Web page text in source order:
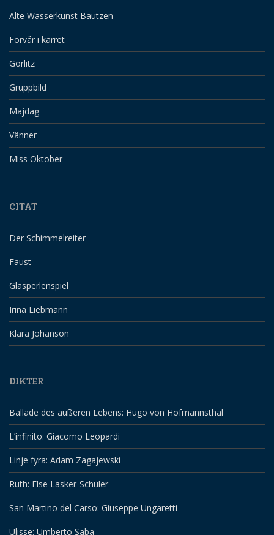
Alte Wasserkunst Bautzen
Förvår i kärret
Görlitz
Gruppbild
Majdag
Vänner
Miss Oktober
CITAT
Der Schimmelreiter
Faust
Glasperlenspiel
Irina Liebmann
Klara Johanson
DIKTER
Ballade des äußeren Lebens: Hugo von Hofmannsthal
L’infinito: Giacomo Leopardi
Linje fyra: Adam Zagajewski
Ruth: Else Lasker-Schüler
San Martino del Carso: Giuseppe Ungaretti
Ulisse: Umberto Saba